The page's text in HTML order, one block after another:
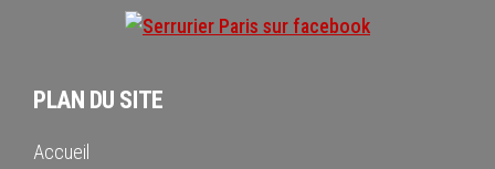
PLAN DU SITE
Accueil